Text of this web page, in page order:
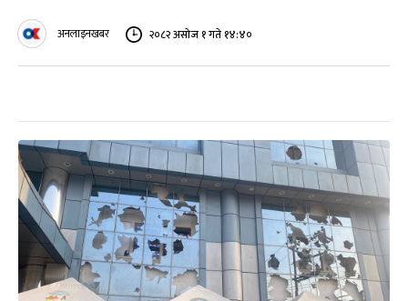
अनलाइनखबर २०८२ असोज १ गते १४:४०